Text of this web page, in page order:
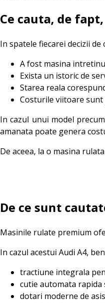
Ce cauta, de
In spatele fiecarei decizii
A fost masina
Exista un istoric de
Starea reala
Costurile viitoare sunt
In cazul unui model
amanata poate genera
De aceea, la o masina
De ce sunt
Masinile rulate premium
In cazul acestui Audi A4,
tractiune integrala
cutie automata rapida
dotari moderne de